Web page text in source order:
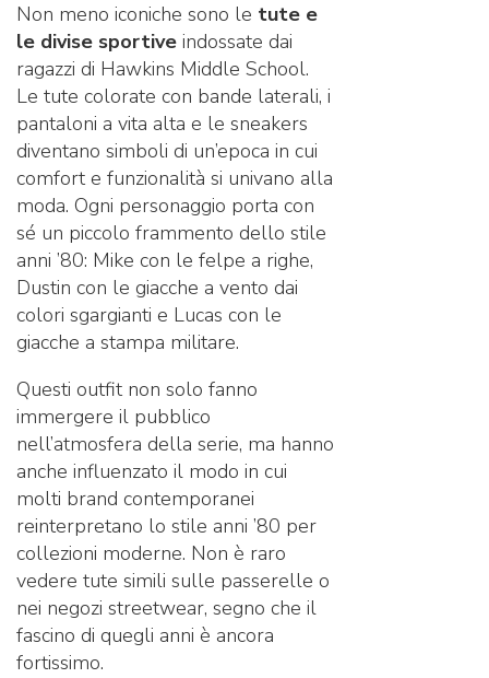
Non meno iconiche sono le tute e
le divise sportive indossate dai
ragazzi di Hawkins Middle School.
Le tute colorate con bande laterali, i
pantaloni a vita alta e le sneakers
diventano simboli di un’epoca in cui
comfort e funzionalità si univano alla
moda. Ogni personaggio porta con
sé un piccolo frammento dello stile
anni ’80: Mike con le felpe a righe,
Dustin con le giacche a vento dai
colori sgargianti e Lucas con le
giacche a stampa militare.
Questi outfit non solo fanno
immergere il pubblico
nell’atmosfera della serie, ma hanno
anche influenzato il modo in cui
molti brand contemporanei
reinterpretano lo stile anni ’80 per
collezioni moderne. Non è raro
vedere tute simili sulle passerelle o
nei negozi streetwear, segno che il
fascino di quegli anni è ancora
fortissimo.